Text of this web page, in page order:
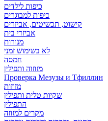
כיפות לילדים
כיפות למבוגרים
קישוט, תכשיטים, אביזרים
אביזרי בית
מנורות
לא בשימוש זמני
חמסה
מזוזוה ותפילין
Проверка Мезузы и Тфиллин
מזוזות
שקיות טלית ותפילין
התפילין
מקרים למזוזה